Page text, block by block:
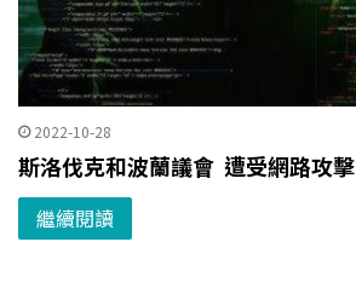
2022-10-28
斯洛伐克和波蘭議會 遭受網路攻擊
繼續閱讀